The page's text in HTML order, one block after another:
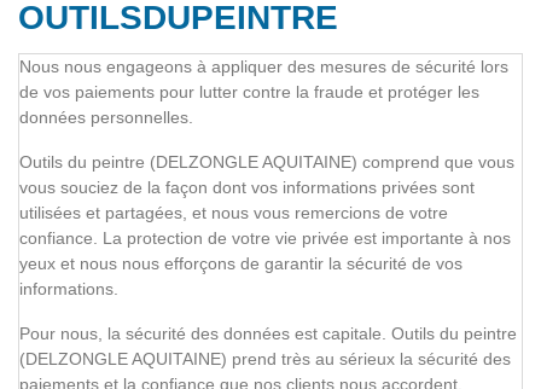
OUTILSDUPEINTRE
Nous nous engageons à appliquer des mesures de sécurité lors
de vos paiements pour lutter contre la fraude et protéger les
données personnelles.
Outils du peintre (DELZONGLE AQUITAINE) comprend que vous
vous souciez de la façon dont vos informations privées sont
utilisées et partagées, et nous vous remercions de votre
confiance. La protection de votre vie privée est importante à nos
yeux et nous nous efforçons de garantir la sécurité de vos
informations.
Pour nous, la sécurité des données est capitale. Outils du peintre
(DELZONGLE AQUITAINE) prend très au sérieux la sécurité des
paiements et la confiance que nos clients nous accordent.